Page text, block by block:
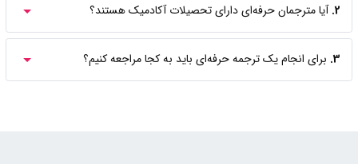
2. آیا مترجمان حرفه‌ای دارای تحصیلات آکادمیک هستند؟
3. برای انجام یک ترجمه حرفه‌ای باید به کجا مراجعه کنیم؟